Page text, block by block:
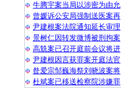
牛腾宇案当局以涉密为由允
曾媛诉公安局强制送医案再
尹建根案法院通知延长审理
景树仁因转发微博被刑拘案
高兟案已召开庭前会议将进
尹建根因言获罪案开庭法官
昝爱宗邹巍海祭刘晓波案将
杜斌案已移送检察院涉嫌罪